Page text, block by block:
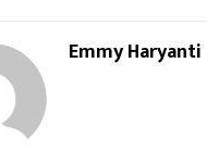
Emmy Haryanti